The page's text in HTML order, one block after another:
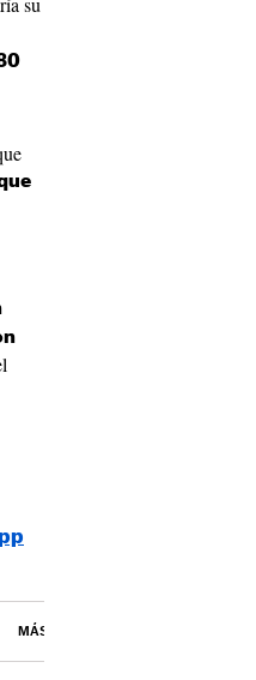
MÁS